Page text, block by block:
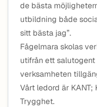
de bästa
utbildning både
sitt bästa jag”.
Fågelmara skolas
utifrån ett
verksamheten
Vårt ledord är KANT;
Trygghet.